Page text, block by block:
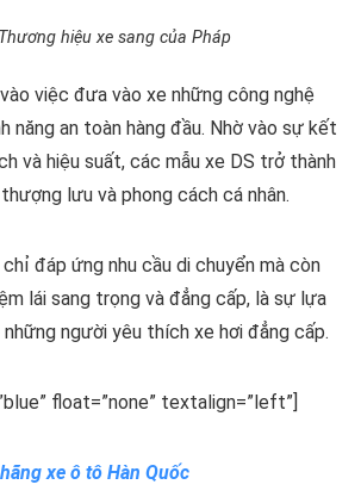
hiệu xe sang của Pháp
việc đưa vào xe những công nghệ
năng an toàn hàng đầu. Nhờ vào sự kết
và hiệu suất, các mẫu xe DS trở thành
lưu và phong cách cá nhân.
chỉ đáp ứng nhu cầu di chuyển mà còn
lái sang trọng và đẳng cấp, là sự lựa
người yêu thích xe hơi đẳng cấp.
float=”none” textalign=”left”]
xe ô tô Hàn Quốc